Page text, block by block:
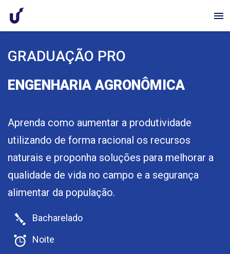
menu
GRADUAÇÃO PRO
ENGENHARIA AGRONÔMICA
Aprenda como aumentar a produtividade
utilizando de forma racional os recursos
naturais e proponha soluções para melhorar a
qualidade de vida no campo e a segurança
alimentar da população.
Bacharelado
Noite